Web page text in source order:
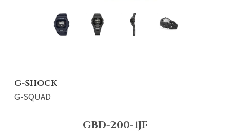
G-SHOCK
G-SQUAD
GBD-200-1JF